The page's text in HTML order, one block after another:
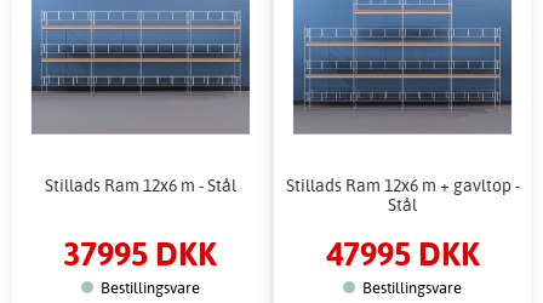
Stillads Ram 12x6 m - Stål
37995 DKK
Bestillingsvare
Stillads Ram 12x6 m + gavltop -
Stål
47995 DKK
Bestillingsvare